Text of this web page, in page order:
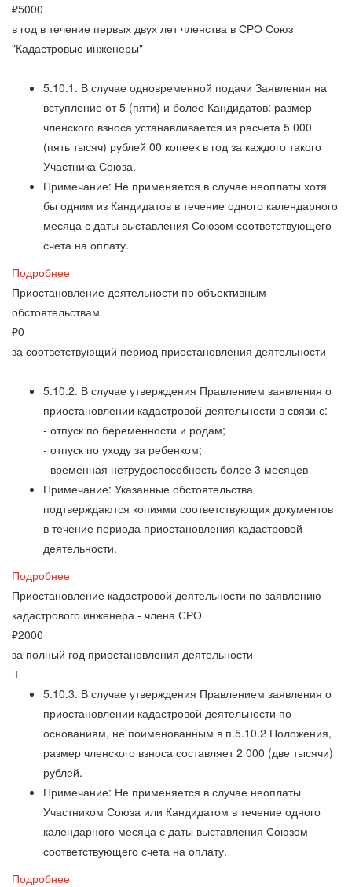
₽5000
в год в течение первых двух лет членства в СРО Союз
"Кадастровые инженеры"
5.10.1. В случае одновременной подачи Заявления на
вступление от 5 (пяти) и более Кандидатов: размер
членского взноса устанавливается из расчета 5 000
(пять тысяч) рублей 00 копеек в год за каждого такого
Участника Союза.
Примечание: Не применяется в случае неоплаты хотя
бы одним из Кандидатов в течение одного календарного
месяца с даты выставления Союзом соответствующего
счета на оплату.
Подробнее
Приостановление деятельности по объективным
обстоятельствам
₽0
за соответствующий период приостановления деятельности
5.10.2. В случае утверждения Правлением заявления о
приостановлении кадастровой деятельности в связи с:
- отпуск по беременности и родам;
- отпуск по уходу за ребенком;
- временная нетрудоспособность более 3 месяцев
Примечание: Указанные обстоятельства
подтверждаются копиями соответствующих документов
в течение периода приостановления кадастровой
деятельности.
Подробнее
Приостановление кадастровой деятельности по заявлению
кадастрового инженера - члена СРО
₽2000
за полный год приостановления деятельности
5.10.3. В случае утверждения Правлением заявления о
приостановлении кадастровой деятельности по
основаниям, не поименованным в п.5.10.2 Положения,
размер членского взноса составляет 2 000 (две тысячи)
рублей.
Примечание: Не применяется в случае неоплаты
Участником Союза или Кандидатом в течение одного
календарного месяца с даты выставления Союзом
соответствующего счета на оплату.
Подробнее